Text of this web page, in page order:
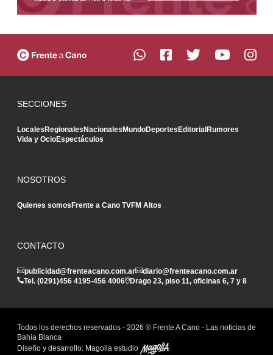
SECCIONES
LocalesRegionalesNacionalesMundoDeportesEditorialRumores
Vida y OcioEspectáculos
NOSOTROS
Quienes somosFrente a Cano TVFM Altos
CONTACTO
publicidad@frenteacano.com.ar
diario@frenteacano.com.ar
Tel. (0291)456 4195-456 4006 Drago 23, piso 11, oficinas 6, 7 y 8
Todos los derechos reservados - 2026 ® Frente A Cano - Las noticias de
Bahía Blanca
Diseño y desarrollo: Magolla estudio